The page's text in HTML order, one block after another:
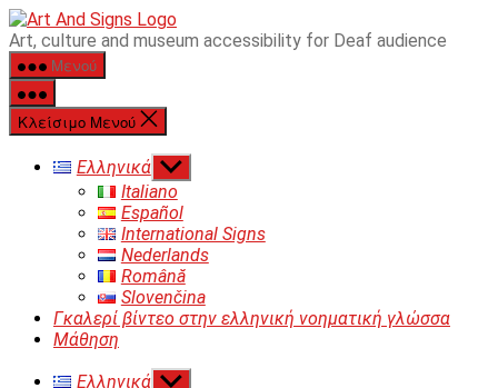
Μετάβαση
στο
περιεχόμενο
Art, culture and museum accessibility for Deaf audience
Μενού
Κλείσιμο Μενού
Ελληνικά Εμφάνιση
του
υπό
μενού
Italiano
Español
International Signs
Nederlands
Română
Slovenčina
Γκαλερί βίντεο στην ελληνική νοηματική γλώσσα
Μάθηση
Ελληνικά Εμφάνιση